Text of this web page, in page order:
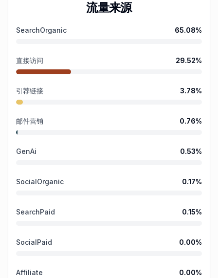
流量来源
SearchOrganic 65.08%
直接访问 29.52%
引荐链接 3.78%
邮件营销 0.76%
GenAi 0.53%
SocialOrganic 0.17%
SearchPaid 0.15%
SocialPaid 0.00%
Affiliate 0.00%